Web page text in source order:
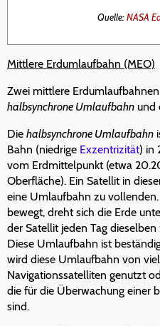
Quelle:NASA
Mittlere Erdumlaufbahn (MEO)
Zwei mittlere
halbsynchrone Umlaufbahn und
Die halbsynchrone Umlaufbahn
Bahn (niedrige Exzentrizität) in
vom Erdmittelpunkt (etwa
Oberfläche). Ein Satellit in
eine Umlaufbahn zu
bewegt, dreht sich die Erde
der Satellit jeden Tag
Diese Umlaufbahn ist
wird diese Umlaufbahn von
Navigationssatelliten genutzt
die für die Überwachung einer
sind.